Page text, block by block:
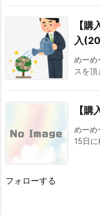
【
入
めーめ
スを
【
めーめ
15日
フォローする